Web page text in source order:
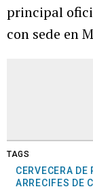
principal
con sede en
TAGS
CERVECERA DE
ARRECIFES DE